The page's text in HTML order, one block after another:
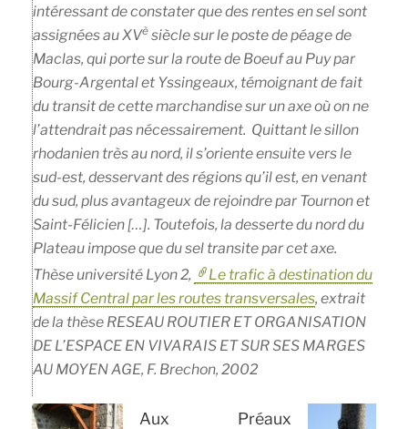
intéressant de constater que des rentes en sel sont
assignées au XVè siècle sur le poste de péage de
Maclas, qui porte sur la route de Boeuf au Puy par
Bourg-Argental et Yssingeaux, témoignant de fait
du transit de cette marchandise sur un axe où on ne
l’attendrait pas nécessairement. Quittant le sillon
rhodanien très au nord, il s’oriente ensuite vers le
sud-est, desservant des régions qu’il est, en venant
du sud, plus avantageux de rejoindre par Tournon et
Saint-Félicien […]. Toutefois, la desserte du nord du
Plateau impose que du sel transite par cet axe.
Thèse université Lyon 2,
Le trafic à destination du
Massif Central par les routes transversales, extrait
de la thèse RESEAU ROUTIER ET ORGANISATION
DE L’ESPACE EN VIVARAIS ET SUR SES MARGES
AU MOYEN AGE, F. Brechon, 2002
Aux Préaux